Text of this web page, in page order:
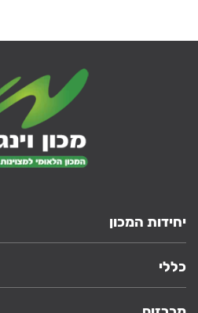
יחידות המכון
כללי